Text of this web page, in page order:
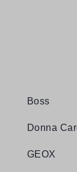
Boss
Donna
GEOX